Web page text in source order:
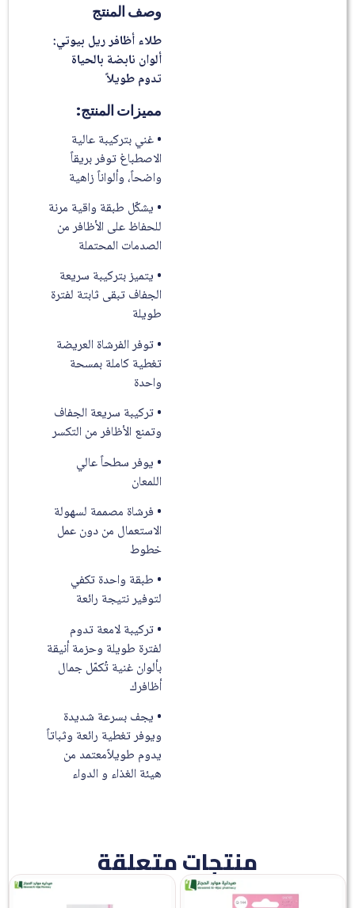
وصف المنتج
طلاء أظافر ريل بيوتي:
ألوان نابضة بالحياة
تدوم طويلاً
مميزات المنتج:
• غني بتركيبة عالية
الاصطباغ توفر بريقاً
واضحاً، وألواناً زاهية
• يشكّل طبقة واقية مرنة
للحفاظ على الأظافر من
الصدمات المحتملة
• يتميز بتركيبة سريعة
الجفاف تبقى ثابتة لفترة
طويلة
• توفر الفرشاة العريضة
تغطية كاملة بمسحة
واحدة
• تركيبة سريعة الجفاف
وتمنع الأظافر من التكسر
• يوفر سطحاً عالي
اللمعان
• فرشاة مصممة لسهولة
الاستعمال من دون عمل
خطوط
• طبقة واحدة تكفي
لتوفير نتيجة رائعة
• تركيبة لامعة تدوم
لفترة طويلة وحزمة أنيقة
بألوان غنية تُكمّل جمال
أظافرك
• يجف بسرعة شديدة
ويوفر تغطية رائعة وثباتاً
يدوم طويلاًمعتمد من
هيئة الغذاء و الدواء
منتجات متعلقة